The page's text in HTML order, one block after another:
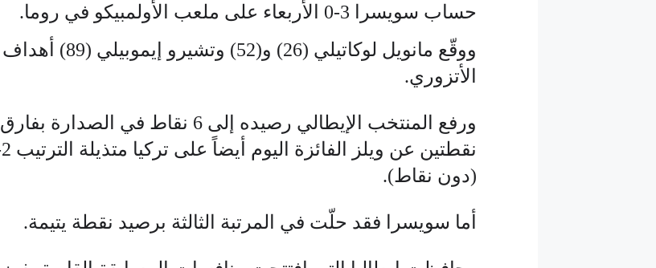
حساب سويسرا 3-0 الأربعاء على ملعب الأولمبيكو في روما.
ووقّع مانويل لوكاتيلي (26) و(52) وتشيرو إيموبيلي (89) أهداف
الأتزوري.
ورفع المنتخب الإيطالي رصيده إلى 6 نقاط في الصدارة بفارق
(دون نقاط).
أما سويسرا فقد حلّت في المرتبة الثالثة برصيد نقطة يتيمة.